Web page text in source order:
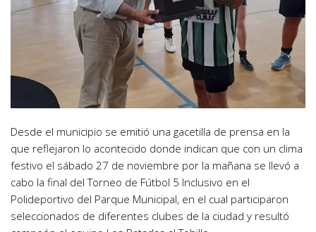
Desde el municipio se emitió una gacetilla de prensa en la
que reflejaron lo acontecido donde indican que con un clima
festivo el sábado 27 de noviembre por la mañana se llevó a
cabo la final del Torneo de Fútbol 5 Inclusivo en el
Polideportivo del Parque Municipal, en el cual participaron
seleccionados de diferentes clubes de la ciudad y resultó